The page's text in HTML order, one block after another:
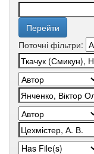
Поточні фільтри: